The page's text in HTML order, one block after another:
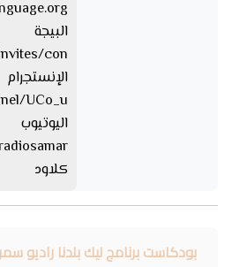
البيجة
الإنستجرام
اليوتيوب
كلاود
بودكاست برنامج ليك بلدنا راديو